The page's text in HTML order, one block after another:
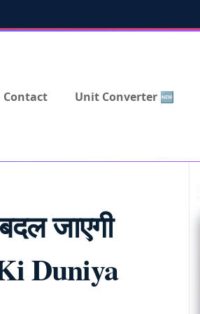
Contact Unit Converter 🆕
जाएगी
Duniya